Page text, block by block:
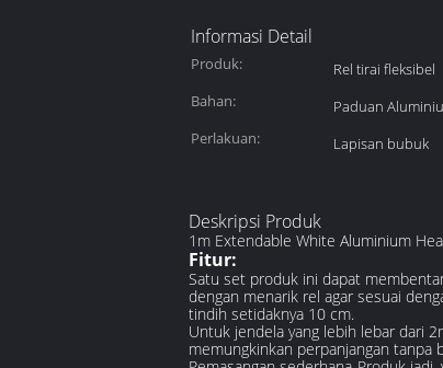
Informasi Detail
Produk: Rel tirai fleksibel
Bahan:
Paduan
Perlakuan:
Lapisan bubuk
Deskripsi Produk
1m Extendable White Aluminium
Fitur:
Satu set produk ini dapat
dengan menarik rel agar sesuai
tindih setidaknya 10 cm.
Untuk jendela yang lebih lebar dari
memungkinkan perpanjangan tanpa